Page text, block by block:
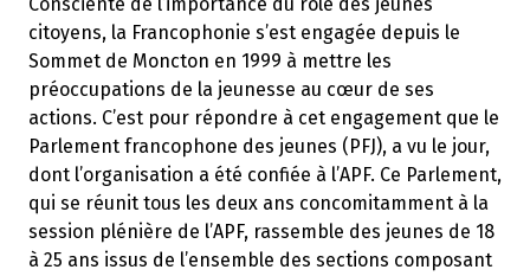
citoyens, la Francophonie s’est engagée depuis le
Sommet de Moncton en 1999 à mettre les
préoccupations de la jeunesse au cœur de ses
actions. C’est pour répondre à cet engagement que le
Parlement francophone des jeunes (PFJ), a vu le jour,
dont l’organisation a été confiée à l’APF. Ce Parlement,
qui se réunit tous les deux ans concomitamment à la
session plénière de l’APF, rassemble des jeunes de 18
à 25 ans issus de l’ensemble des sections composant